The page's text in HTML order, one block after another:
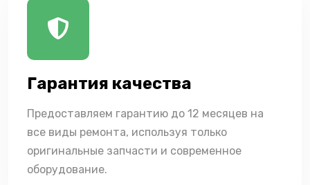
Гарантия качества
Предоставляем гарантию до 12 месяцев на
все виды ремонта, используя только
оригинальные запчасти и современное
оборудование.